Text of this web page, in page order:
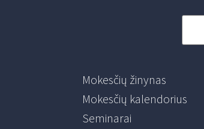
Mokesčių žinynas
Mokesčių kalendorius
Seminarai